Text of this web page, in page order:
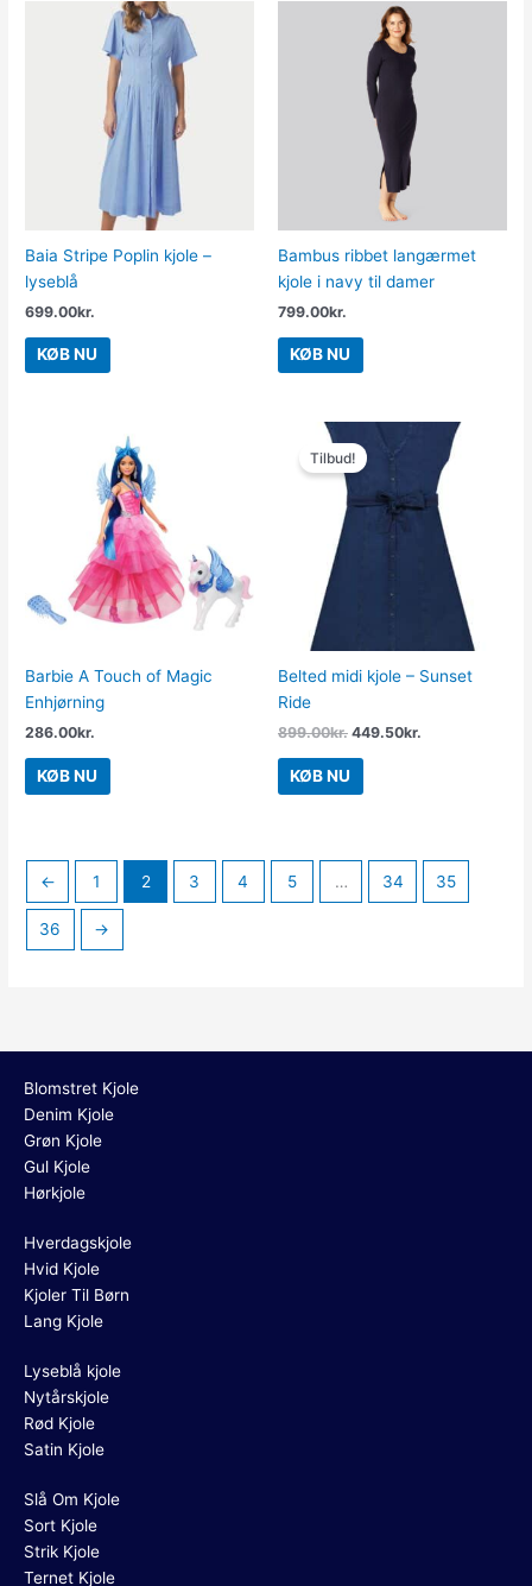
Baia Stripe Poplin kjole –
lyseblå
699.00kr.
KØB NU
Bambus ribbet langærmet
kjole i navy til damer
799.00kr.
KØB NU
Barbie A Touch of Magic
Enhjørning
286.00kr.
KØB NU
Tilbud!
Belted midi kjole – Sunset
Ride
899.00kr.
oprindelige
pris
899.00kr..
449.50kr.
aktuelle
pris
er:
449.50kr..
KØB NU
← 1 2 3 4 5 … 34 35
36 →
Blomstret Kjole
Denim Kjole
Grøn Kjole
Gul Kjole
Hørkjole
Hverdagskjole
Hvid Kjole
Kjoler Til Børn
Lang Kjole
Lyseblå kjole
Nytårskjole
Rød Kjole
Satin Kjole
Slå Om Kjole
Sort Kjole
Strik Kjole
Ternet Kjole